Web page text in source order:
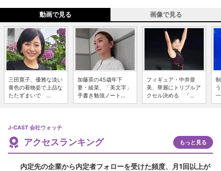
動画で見る 画像で見る
三田寛子、優雅な淡い
黄色の着物姿で上品な
たたずまいで ...
加藤茶の45歳年下
妻・綾菜、「美文字」
手書き勉強ノート...
フィギュア・中井亜
美、華麗にトリプルア
クセル決める 「...
J-CAST 会社ウォッチ
アクセスランキング もっと見る
内定先の企業から内定者フォローを受けた頻度、月1回以上が